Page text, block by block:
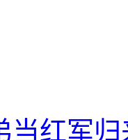
当红军